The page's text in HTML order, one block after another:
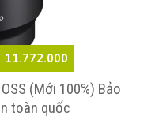
11.772.000
(Mới 100%) Bảo
toàn quốc